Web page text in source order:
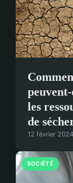
les
de
12 février 2024
SOCIÉTÉ